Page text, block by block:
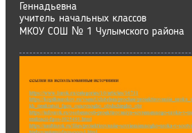
Геннадьевна
учитель начальных классов
МКОУ СОШ № 1 Чулымского района